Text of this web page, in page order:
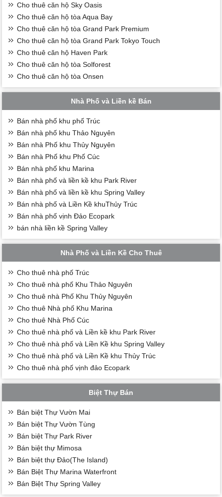
Cho thuê căn hộ Sky Oasis
Cho thuê căn hộ tòa Aqua Bay
Cho thuê căn hộ tòa Grand Park Premium
Cho thuê căn hộ tòa Grand Park Tokyo Touch
Cho thuê căn hộ Haven Park
Cho thuê căn hộ tòa Solforest
Cho thuê căn hộ tòa Onsen
Nhà Phố và Liền kề Bán
Bán nhà phố khu phố Trúc
Bán nhà phố khu Thảo Nguyên
Bán nhà Phố khu Thủy Nguyên
Bán nhà Phố khu Phố Cúc
Bán nhà phố khu Marina
Bán nhà phố và liền kề khu Park River
Bán nhà phố và liền kề khu Spring Valley
Bán nhà phố và Liền Kề khuThủy Trúc
Bán nhà phố vịnh Đảo Ecopark
bán nhà liền kề Spring Valley
Nhà Phố và Liền Kề Cho Thuê
Cho thuê nhà phố Trúc
Cho thuê nhà phố Khu Thảo Nguyên
Cho thuê nhà Phố Khu Thủy Nguyên
Cho thuê Nhà phố Khu Marina
Cho thuê Nhà Phố Cúc
Cho thuê nhà phố và Liền kề khu Park River
Cho thuê nhà phố và Liền Kề khu Spring Valley
Cho thuê nhà phố và Liền Kề khu Thủy Trúc
Cho thuê nhà phố vịnh đảo Ecopark
Biệt Thự Bán
Bán biệt Thự Vườn Mai
Bán biệt Thự Vườn Tùng
Bán biệt Thự Park River
Bán biệt thự Mimosa
Bán biệt thự Đảo(The Island)
Bán Biệt Thự Marina Waterfront
Bán Biệt Thự Spring Valley